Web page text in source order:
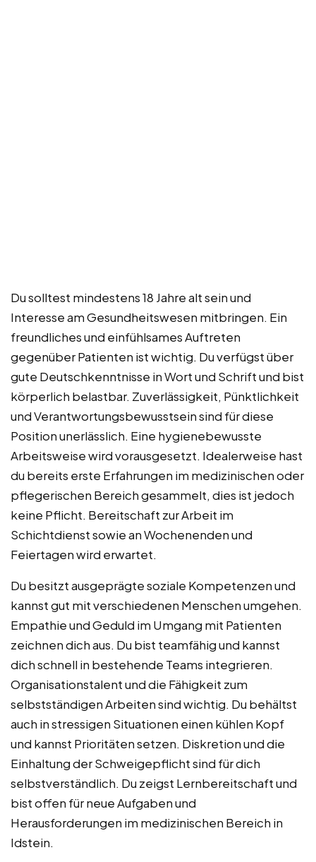
Du solltest mindestens 18 Jahre alt sein und
Interesse am Gesundheitswesen mitbringen. Ein
freundliches und einfühlsames Auftreten
gegenüber Patienten ist wichtig. Du verfügst über
gute Deutschkenntnisse in Wort und Schrift und bist
körperlich belastbar. Zuverlässigkeit, Pünktlichkeit
und Verantwortungsbewusstsein sind für diese
Position unerlässlich. Eine hygienebewusste
Arbeitsweise wird vorausgesetzt. Idealerweise hast
du bereits erste Erfahrungen im medizinischen oder
pflegerischen Bereich gesammelt, dies ist jedoch
keine Pflicht. Bereitschaft zur Arbeit im
Schichtdienst sowie an Wochenenden und
Feiertagen wird erwartet.
Du besitzt ausgeprägte soziale Kompetenzen und
kannst gut mit verschiedenen Menschen umgehen.
Empathie und Geduld im Umgang mit Patienten
zeichnen dich aus. Du bist teamfähig und kannst
dich schnell in bestehende Teams integrieren.
Organisationstalent und die Fähigkeit zum
selbstständigen Arbeiten sind wichtig. Du behältst
auch in stressigen Situationen einen kühlen Kopf
und kannst Prioritäten setzen. Diskretion und die
Einhaltung der Schweigepflicht sind für dich
selbstverständlich. Du zeigst Lernbereitschaft und
bist offen für neue Aufgaben und
Herausforderungen im medizinischen Bereich in
Idstein.